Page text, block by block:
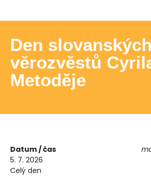
Den slovanských
věrozvěstů
Metoděje
Datum / čas
5. 7. 2026
Celý den